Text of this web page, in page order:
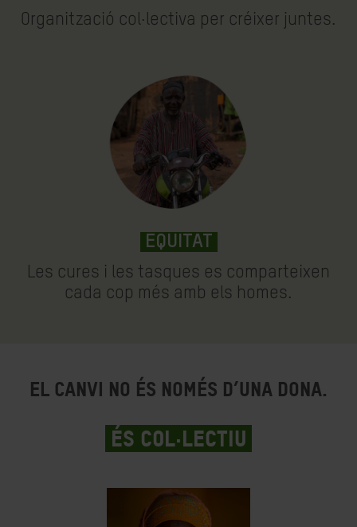
Organització col·lectiva per créixer juntes.
EQUITAT
Les cures i les tasques es comparteixen
cada cop més amb els homes.
El canvi no és només d’una dona.
És col·lectiu